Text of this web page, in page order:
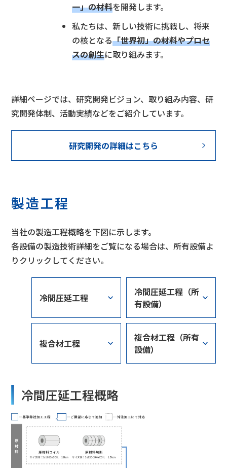
一」の材料を開発します。
私たちは、新しい技術に挑戦し、将来
の核となる「世界初」の材料やプロセ
スの創生に取り組みます。
詳細ページでは、研究開発ビジョン、取り組み内容、研
究開発体制、活動実績などをご紹介しています。
研究開発の詳細はこちら
製造工程
当社の製造工程概略を下図に示します。
各設備の製造技術詳細をご覧になる場合は、所有設備よ
りクリックしてください。
冷間圧延工程
冷間圧延工程（所
有設備）
複合材工程
複合材工程（所有
設備）
冷間圧延工程概略